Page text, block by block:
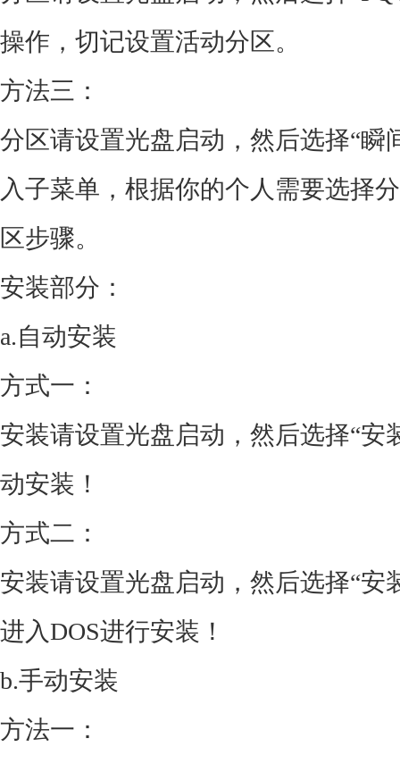
操作，切记设置活动分区。
方法三：
分区请设置光盘启动，然后选择“瞬
入子菜单，根据你的个人需要选择
区步骤。
安装部分：
a.自动安装
方式一：
安装请设置光盘启动，然后选择“安
动安装！
方式二：
安装请设置光盘启动，然后选择“安
进入DOS进行安装！
b.手动安装
方法一：